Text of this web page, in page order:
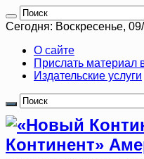
Сегодня: Воскресенье,
О сайте
Прислать материал
Издательские услуги
Континент»